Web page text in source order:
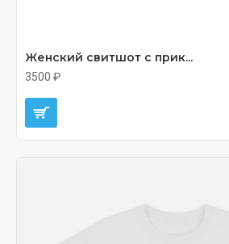
Женский свитшот с прик...
3500 ₽